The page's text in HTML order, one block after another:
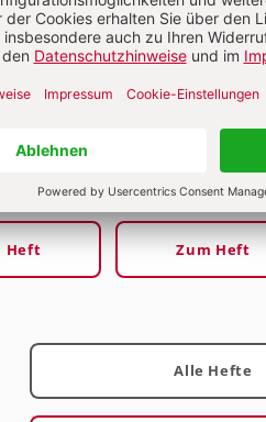
Heft
Heft 3/2020
Zum Heft
Alle Hefte